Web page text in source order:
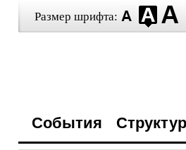
Размер шрифта:
События